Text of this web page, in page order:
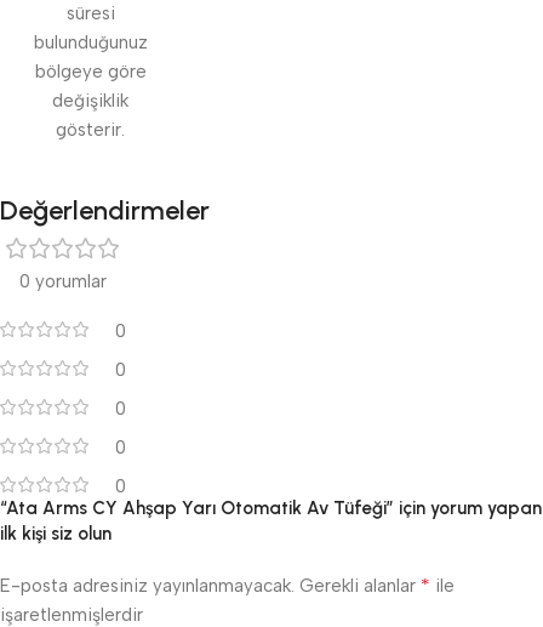
süresi
bulunduğunuz
bölgeye göre
değişiklik
gösterir.
Değerlendirmeler
0 yorumlar
0
0
0
0
0
“Ata Arms CY Ahşap Yarı Otomatik Av Tüfeği” için yorum yapan
ilk kişi siz olun
E-posta adresiniz yayınlanmayacak. Gerekli alanlar * ile
işaretlenmişlerdir